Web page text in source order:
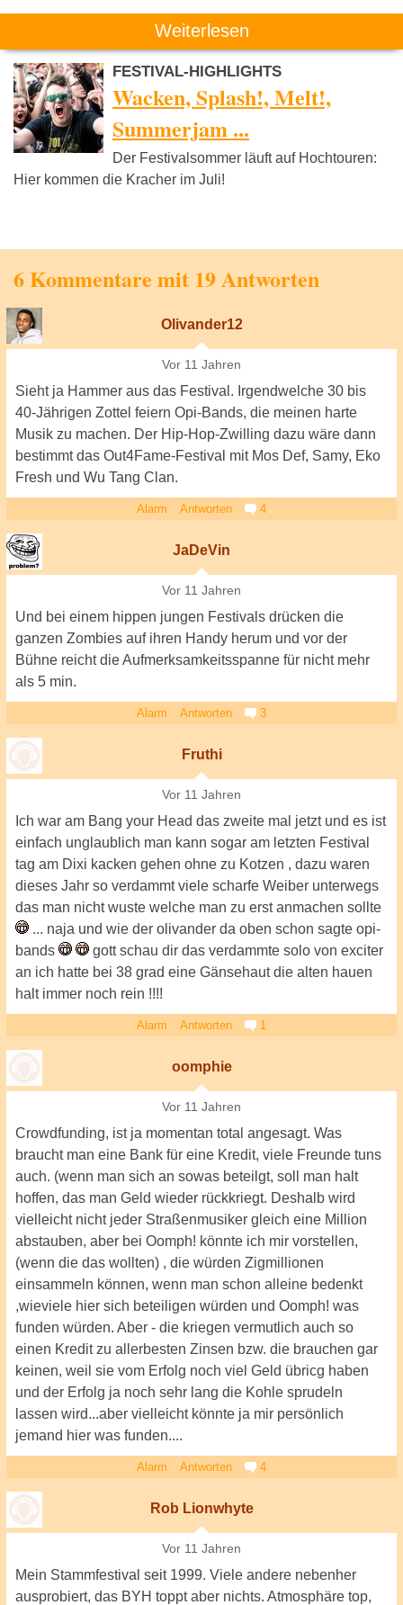
Weiterlesen
FESTIVAL-HIGHLIGHTS
Wacken, Splash!, Melt!,
Summerjam ...
Der Festivalsommer läuft auf Hochtouren:
Hier kommen die Kracher im Juli!
6 Kommentare mit 19 Antworten
Olivander12
Vor 11 Jahren
Sieht ja Hammer aus das Festival. Irgendwelche 30 bis
40-Jährigen Zottel feiern Opi-Bands, die meinen harte
Musik zu machen. Der Hip-Hop-Zwilling dazu wäre dann
bestimmt das Out4Fame-Festival mit Mos Def, Samy, Eko
Fresh und Wu Tang Clan.
Alarm Antworten 4
JaDeVin
Vor 11 Jahren
Und bei einem hippen jungen Festivals drücken die
ganzen Zombies auf ihren Handy herum und vor der
Bühne reicht die Aufmerksamkeitsspanne für nicht mehr
als 5 min.
Alarm Antworten 3
Fruthi
Vor 11 Jahren
Ich war am Bang your Head das zweite mal jetzt und es ist
einfach unglaublich man kann sogar am letzten Festival
tag am Dixi kacken gehen ohne zu Kotzen , dazu waren
dieses Jahr so verdammt viele scharfe Weiber unterwegs
das man nicht wuste welche man zu erst anmachen sollte
... naja und wie der olivander da oben schon sagte opi-
bands
gott schau dir das verdammte solo von exciter
an ich hatte bei 38 grad eine Gänsehaut die alten hauen
halt immer noch rein !!!!
Alarm Antworten 1
oomphie
Vor 11 Jahren
Crowdfunding, ist ja momentan total angesagt. Was
braucht man eine Bank für eine Kredit, viele Freunde tuns
auch. (wenn man sich an sowas beteilgt, soll man halt
hoffen, das man Geld wieder rückkriegt. Deshalb wird
vielleicht nicht jeder Straßenmusiker gleich eine Million
abstauben, aber bei Oomph! könnte ich mir vorstellen,
(wenn die das wollten) , die würden Zigmillionen
einsammeln können, wenn man schon alleine bedenkt
,wieviele hier sich beteiligen würden und Oomph! was
funden würden. Aber - die kriegen vermutlich auch so
einen Kredit zu allerbesten Zinsen bzw. die brauchen gar
keinen, weil sie vom Erfolg noch viel Geld übricg haben
und der Erfolg ja noch sehr lang die Kohle sprudeln
lassen wird...aber vielleicht könnte ja mir persönlich
jemand hier was funden....
Alarm Antworten 4
Rob Lionwhyte
Vor 11 Jahren
Mein Stammfestival seit 1999. Viele andere nebenher
ausprobiert, das BYH toppt aber nichts. Atmosphäre top,